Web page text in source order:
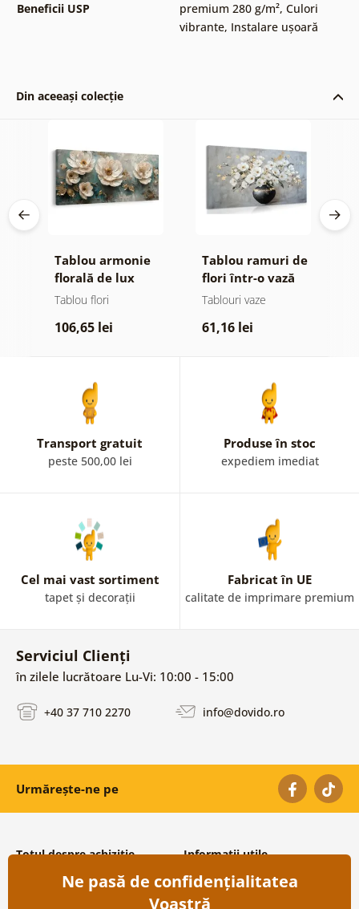
Beneficii USP
premium 280 g/m², Culori
vibrante, Instalare ușoară
Din aceeași colecție
Tablou armonie
florală de lux
Tablou flori
106,65 lei
Tablou ramuri de
flori într-o vază
neagră
Tablouri vaze
61,16 lei
Transport gratuit
peste 500,00 lei
Produse în stoc
expediem imediat
Cel mai vast sortiment
tapet și decorații
Fabricat în UE
calitate de imprimare premium
Serviciul Clienți
în zilele lucrătoare Lu-Vi: 10:00 - 15:00
+40 37 710 2270 info@dovido.ro
Urmărește-ne pe
Totul despre achiziție
Condiții și termeni generali
Protecția datelor personale
Informații utile
Despre noi
Întrebări frecvente
Ne pasă de confidențialitatea
Voastră